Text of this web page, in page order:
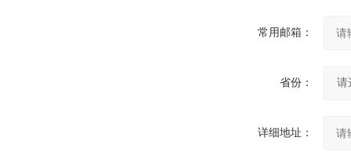
常用邮箱：
省份：
详细地址：